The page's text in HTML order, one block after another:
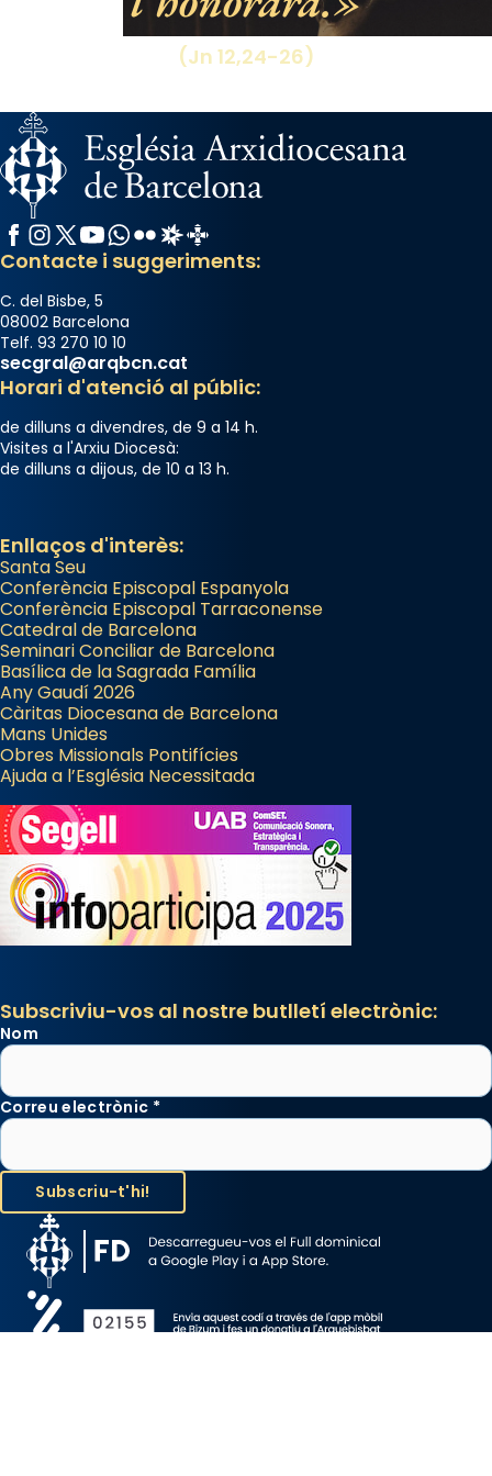
(Jn 12,24-26)
Facebook
Instagram
X / Twitter
YouTube
WhatsApp
FlickrRadio Estel
Catalunya Cristiana
Contacte i suggeriments:
C. del Bisbe, 5
08002 Barcelona
Telf. 93 270 10 10
secgral@arqbcn.cat
Horari d'atenció al públic:
de dilluns a divendres, de 9 a 14 h.
Visites a l'Arxiu Diocesà:
de dilluns a dijous, de 10 a 13 h.
Enllaços d'interès:
Santa Seu
Conferència Episcopal Espanyola
Conferència Episcopal Tarraconense
Catedral de Barcelona
Seminari Conciliar de Barcelona
Basílica de la Sagrada Família
Any Gaudí 2026
Càritas Diocesana de Barcelona
Mans Unides
Obres Missionals Pontifícies
Ajuda a l’Església Necessitada
Subscriviu-vos al nostre butlletí electrònic:
Nom
Correu electrònic *